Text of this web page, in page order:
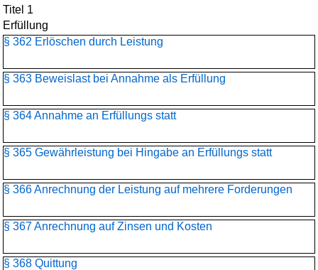
Titel 1
Erfüllung
§ 362 Erlöschen durch Leistung
§ 363 Beweislast bei Annahme als Erfüllung
§ 364 Annahme an Erfüllungs statt
§ 365 Gewährleistung bei Hingabe an Erfüllungs statt
§ 366 Anrechnung der Leistung auf mehrere Forderungen
§ 367 Anrechnung auf Zinsen und Kosten
§ 368 Quittung